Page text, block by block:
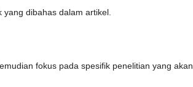
dibahas dalam artikel.
fokus pada spesifik penelitian yang akan